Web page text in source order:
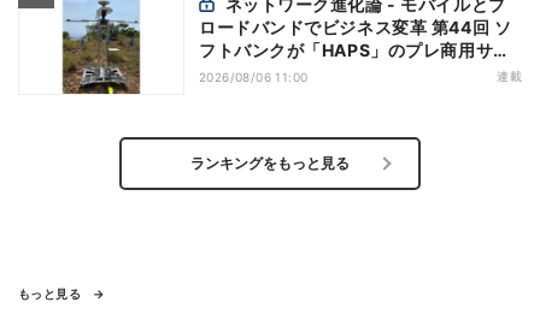
ロードバンドでビジネス変革 第44回 ソ
フトバンクが「HAPS」のプレ商用サー
ビス開始を表明、本格的な商用展開のめ
2026/08/06 11:00 連載
ランキングをもっと見る
もっと見る